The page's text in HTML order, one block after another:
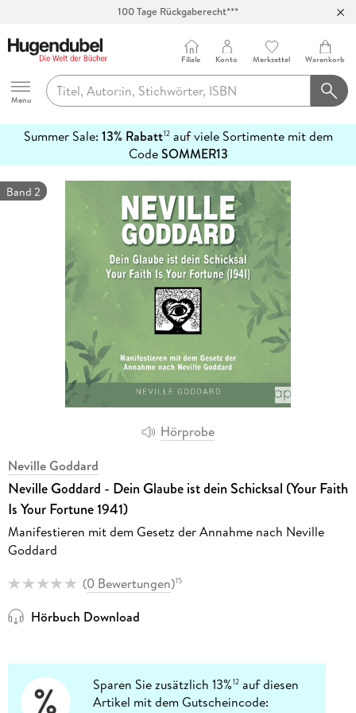
Abholung in über 100 Filialen
Hugendubel
Menu
Filiale Konto Merkzettel Warenkorb
Summer Sale: 13% Rabatt12auf viele Sortimente mit dem
CodeSOMMER13
erfahren
Hörprobe
Band 2
Neville Goddard
Neville Goddard - Dein Glaube ist dein Schicksal (Your Faith
Is Your Fortune 1941)
Manifestieren mit dem Gesetz der Annahme nach Neville
Goddard
(0 Bewertungen)15
Hörbuch Download
Sparen Sie zusätzlich 13%12 auf diesen
Artikel mit dem Gutscheincode: